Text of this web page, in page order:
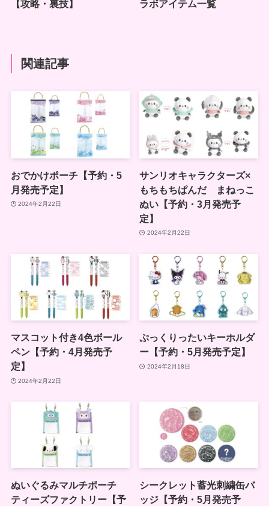
【攻略・裏技】 ラボアイテム一覧
関連記事
おでかけポーチ【予約・5
月発売予定】
2024年2月22日
サンリオキャラクターズ×
もちもちぱんだ まねっこ
ぬい【予約・3月発売予
定】
2024年2月22日
マスコット付き4色ボール
ペン【予約・4月発売予
定】
2024年2月22日
ぷっくりったいキーホルダ
ー【予約・5月発売予定】
2024年2月18日
ぬいぐるみマルチポーチ
ティーズファクトリー【予
シークレット蓄光刺繍缶バ
ッジ【予約・5月発売予